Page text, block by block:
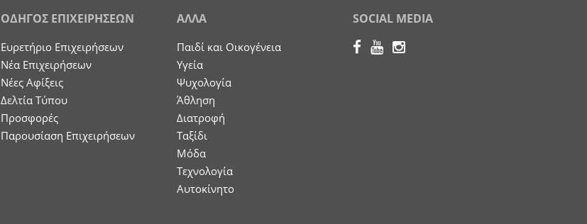
ΟΔΗΓΟΣ ΕΠΙΧΕΙΡΗΣΕΩΝ
Ευρετήριο Επιχειρήσεων
Nέα Επιχειρήσεων
Νέες Αφίξεις
Δελτία Τύπου
Προσφορές
Παρουσίαση Επιχειρήσεων
ΑΛΛΑ
Παιδί και Οικογένεια
Υγεία
Ψυχολογία
Άθληση
Διατροφή
Ταξίδι
Μόδα
Τεχνολογία
Αυτοκίνητο
SOCIAL MEDIA